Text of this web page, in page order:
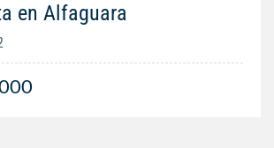
en Alfaguara